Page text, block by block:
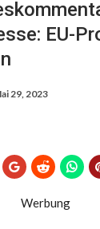
EU-
29, 2023
Werbung